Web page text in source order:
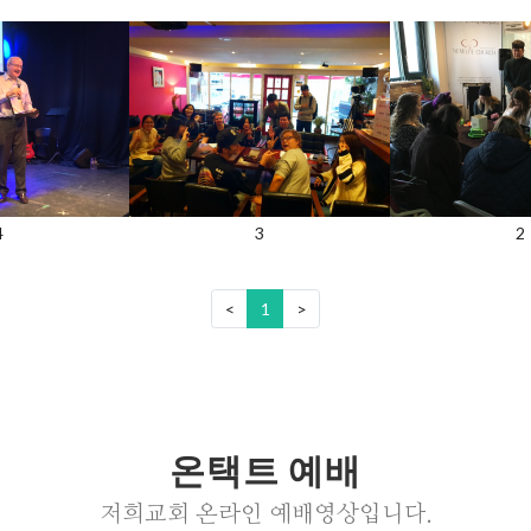
3 2
< 1 >
온택트 예배
저희교회 온라인 예배영상입니다.